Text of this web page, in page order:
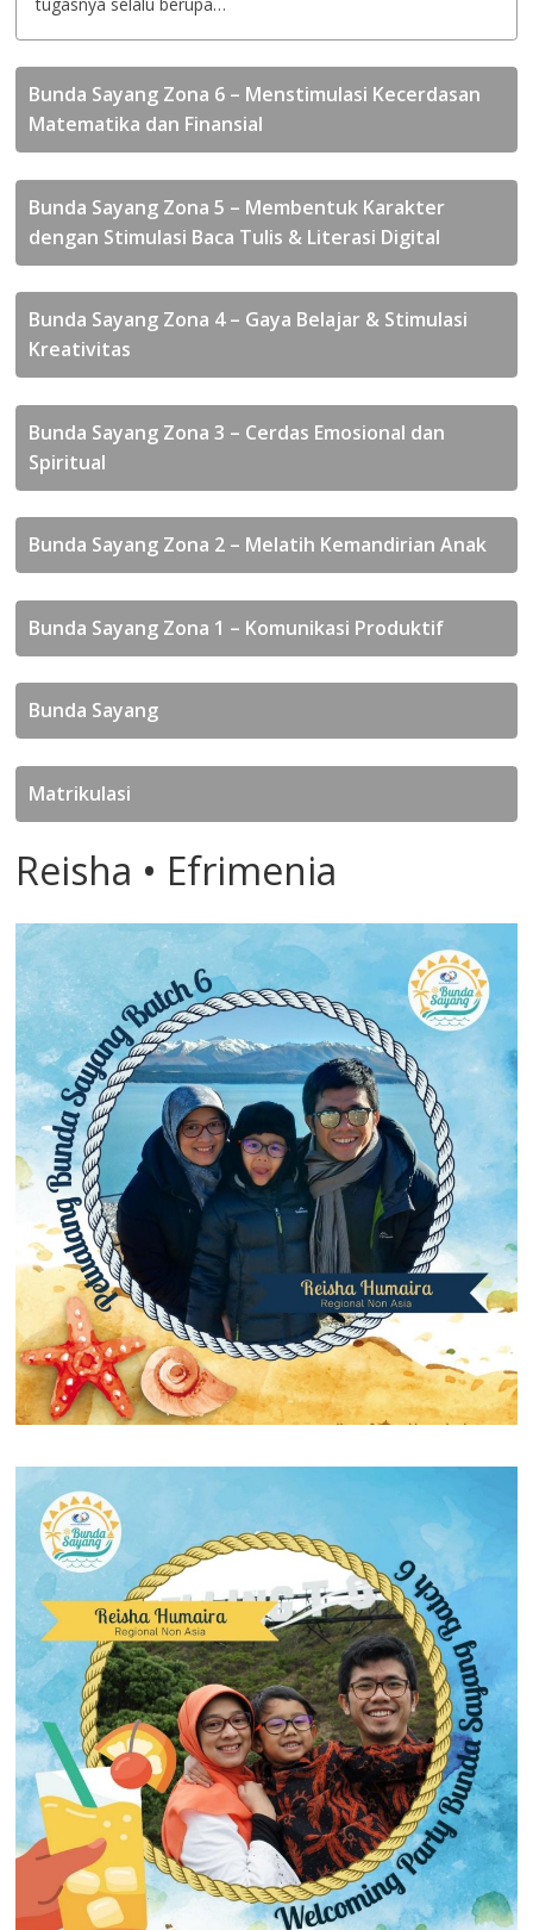
Bunda Sayang Zona 6 – Menstimulasi Kecerdasan
Matematika dan Finansial
Bunda Sayang Zona 5 – Membentuk Karakter
dengan Stimulasi Baca Tulis & Literasi Digital
Bunda Sayang Zona 4 – Gaya Belajar & Stimulasi
Kreativitas
Bunda Sayang Zona 3 – Cerdas Emosional dan
Spiritual
Bunda Sayang Zona 2 – Melatih Kemandirian Anak
Bunda Sayang Zona 1 – Komunikasi Produktif
Bunda Sayang
Matrikulasi
Reisha • Efrimenia